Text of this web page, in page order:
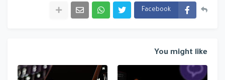
Facebook
You might like